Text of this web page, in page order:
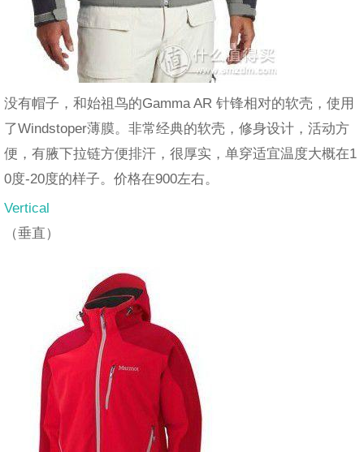
没有帽子，和始祖鸟的Gamma AR 针锋相对的软壳，使用
了Windstoper薄膜。非常经典的软壳，修身设计，活动方
便，有腋下拉链方便排汗，很厚实，单穿适宜温度大概在1
0度-20度的样子。价格在900左右。
Vertical
（垂直）